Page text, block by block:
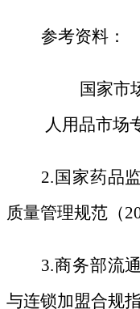
参考资料：
国家市
人用品市场
2.国家药品
质量管理规范（
3.商务部流
与连锁加盟合规